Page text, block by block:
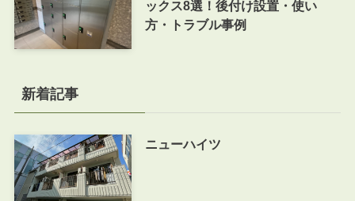
ックス8選！後付け設置・使い
方・トラブル事例
新着記事
ニューハイツ